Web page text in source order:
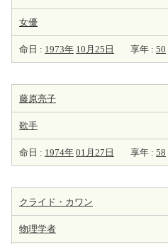
女優
命日 : 1973年 10月25日 享年 : 50
藤原亮子
歌手
命日 : 1974年 01月27日 享年 : 58
クライド・カワン
物理学者